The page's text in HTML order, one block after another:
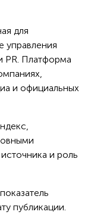
для
управления
PR. Платформа
и официальных
и роль
публикации.